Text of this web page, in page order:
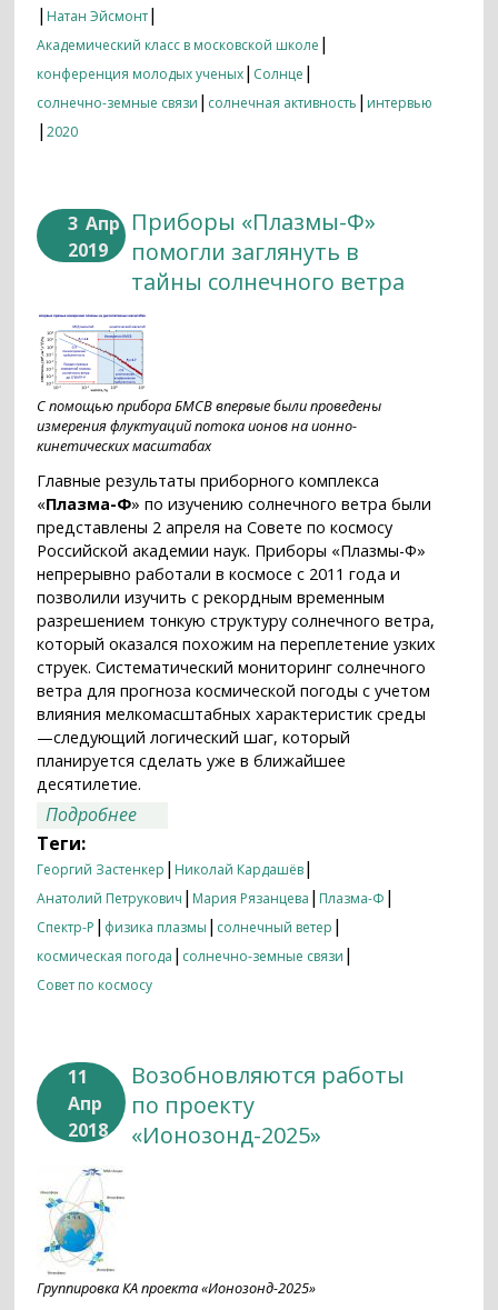
| Натан Эйсмонт|
Академический класс в московской школе |
конференция молодых ученых| Солнце |
солнечно-земные связи | солнечная активность | интервью
|2020
3 Апр
2019
Приборы «Плазмы-Ф»
помогли заглянуть в
тайны солнечного ветра
С помощью прибора БМСВ впервые были проведены
измерения флуктуаций потока ионов на ионно-
кинетических масштабах
Главные результаты приборного комплекса
«Плазма-Ф» по изучению солнечного ветра были
представлены 2 апреля на Совете по космосу
Российской академии наук. Приборы «Плазмы-Ф»
непрерывно работали в космосе с 2011 года и
позволили изучить с рекордным временным
разрешением тонкую структуру солнечного ветра,
который оказался похожим на переплетение узких
струек. Систематический мониторинг солнечного
ветра для прогноза космической погоды с учетом
влияния мелкомасштабных характеристик среды
—следующий логический шаг, который
планируется сделать уже в ближайшее
десятилетие.
Подробнее
Теги:
Георгий Застенкер | Николай Кардашёв|
Анатолий Петрукович | Мария Рязанцева | Плазма-Ф |
Спектр-Р | физика плазмы | солнечный ветер |
космическая погода | солнечно-земные связи |
Совет по космосу
11
Апр
2018
Возобновляются работы
по проекту
«Ионозонд-2025»
Группировка КА проекта «Ионозонд-2025»